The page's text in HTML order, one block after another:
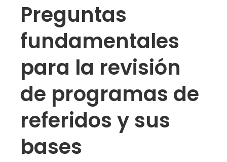
Preguntas
fundamentales
para la revisión
de programas de
referidos y sus
bases